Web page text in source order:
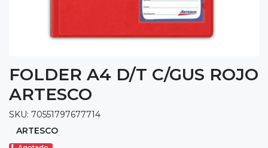
FOLDER A4 D/T C/GUS ROJO
ARTESCO
SKU: 70551797677714
ARTESCO